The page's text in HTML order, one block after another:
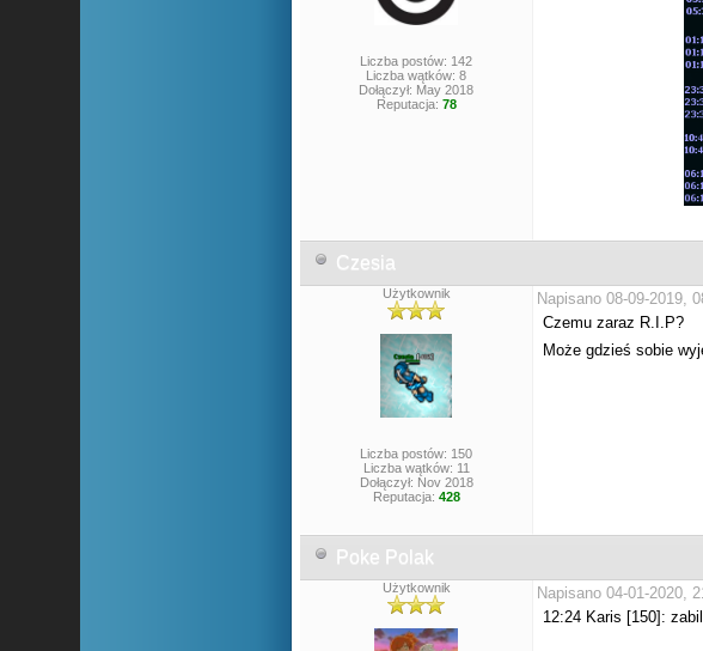
Liczba postów: 142
Liczba wątków: 8
Dołączył: May 2018
Reputacja: 78
Czesia
Użytkownik
Liczba postów: 150
Liczba wątków: 11
Dołączył: Nov 2018
Reputacja: 428
Napisano 08-09-2019,
Czemu zaraz R.I.P?
Może gdzieś sobie
Poke Polak
Użytkownik
Napisano 04-01-2020,
12:24 Karis [150]: